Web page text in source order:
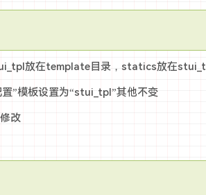
放在template目录，statics放在
”模板设置为“stui_tpl”其他不变
改